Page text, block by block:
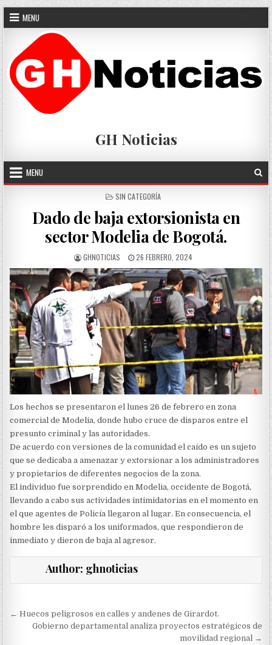
Skip
to
content
MENU
GH Noticias
MENU
POSTED
SIN CATEGORÍA
Dado de baja extorsionista en
sector Modelia de Bogotá.
AUTHOR:
GHNOTICIAS
PUBLISHED
DATE:
26 FEBRERO, 2024
Los hechos se presentaron el lunes 26 de febrero en zona
comercial de Modelia, donde hubo cruce de disparos entre el
presunto criminal y las autoridades.
De acuerdo con versiones de la comunidad el caído es un sujeto
que se dedicaba a amenazar y extorsionar a los administradores
y propietarios de diferentes negocios de la zona.
El individuo fue sorprendido en Modelia, occidente de Bogotá,
llevando a cabo sus actividades intimidatorias en el momento en
el que agentes de Policía llegaron al lugar. En consecuencia, el
hombre les disparó a los uniformados, que respondieron de
inmediato y dieron de baja al agresor.
Author: ghnoticias
Navegación
← Huecos peligrosos en calles y andenes de Girardot.
Gobierno departamental analiza proyectos estratégicos de
movilidad regional →